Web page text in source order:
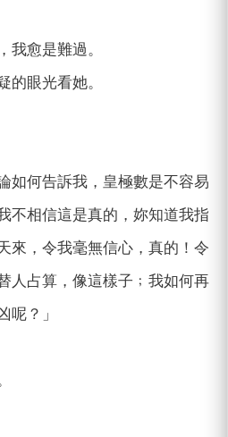
我愈是難過。
的眼光看她。
如何告訴我，皇極數是不容易
不相信這是真的，妳知道我指
來，令我毫無信心，真的！令
人占算，像這樣子﹔我如何再
呢？」